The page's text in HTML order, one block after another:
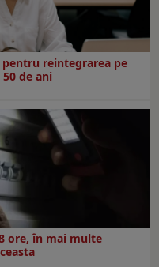
reintegrarea pe
de ani
ore, în mai multe